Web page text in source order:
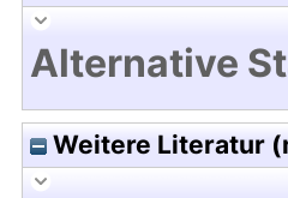
Alternative
Weitere Literatur